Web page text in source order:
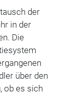
der
in der
Die
über den
ob es sich